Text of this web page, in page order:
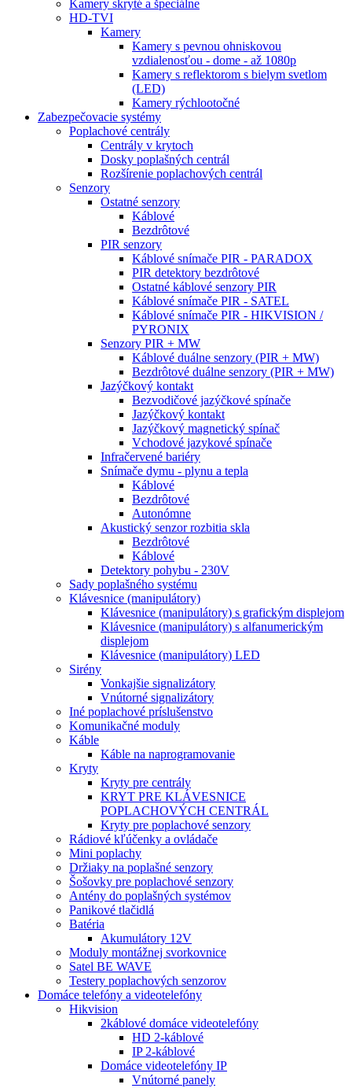
Kamery skryté a špeciálne
HD-TVI
Kamery
Kamery s pevnou ohniskovou
vzdialenosťou - dome - až 1080p
Kamery s reflektorom s bielym svetlom
(LED)
Kamery rýchlootočné
Zabezpečovacie systémy
Poplachové centrály
Centrály v krytoch
Dosky poplašných centrál
Rozšírenie poplachových centrál
Senzory
Ostatné senzory
Káblové
Bezdrôtové
PIR senzory
Káblové snímače PIR - PARADOX
PIR detektory bezdrôtové
Ostatné káblové senzory PIR
Káblové snímače PIR - SATEL
Káblové snímače PIR - HIKVISION /
PYRONIX
Senzory PIR + MW
Káblové duálne senzory (PIR + MW)
Bezdrôtové duálne senzory (PIR + MW)
Jazýčkový kontakt
Bezvodičové jazýčkové spínače
Jazýčkový kontakt
Jazýčkový magnetický spínač
Vchodové jazykové spínače
Infračervené bariéry
Snímače dymu - plynu a tepla
Káblové
Bezdrôtové
Autonómne
Akustický senzor rozbitia skla
Bezdrôtové
Káblové
Detektory pohybu - 230V
Sady poplašného systému
Klávesnice (manipulátory)
Klávesnice (manipulátory) s grafickým displejom
Klávesnice (manipulátory) s alfanumerickým
displejom
Klávesnice (manipulátory) LED
Sirény
Vonkajšie signalizátory
Vnútorné signalizátory
Iné poplachové príslušenstvo
Komunikačné moduly
Káble
Káble na naprogramovanie
Kryty
Kryty pre centrály
KRYT PRE KLÁVESNICE
POPLACHOVÝCH CENTRÁL
Kryty pre poplachové senzory
Rádiové kľúčenky a ovládače
Mini poplachy
Držiaky na poplašné senzory
Šošovky pre poplachové senzory
Antény do poplašných systémov
Panikové tlačidlá
Batéria
Akumulátory 12V
Moduly montážnej svorkovnice
Satel BE WAVE
Testery poplachových senzorov
Domáce telefóny a videotelefóny
Hikvision
2káblové domáce videotelefóny
HD 2-káblové
IP 2-káblové
Domáce videotelefóny IP
Vnútorné panely